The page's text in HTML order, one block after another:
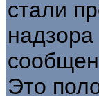
стали
Это